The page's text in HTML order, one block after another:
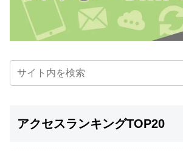
アクセスランキングTOP20